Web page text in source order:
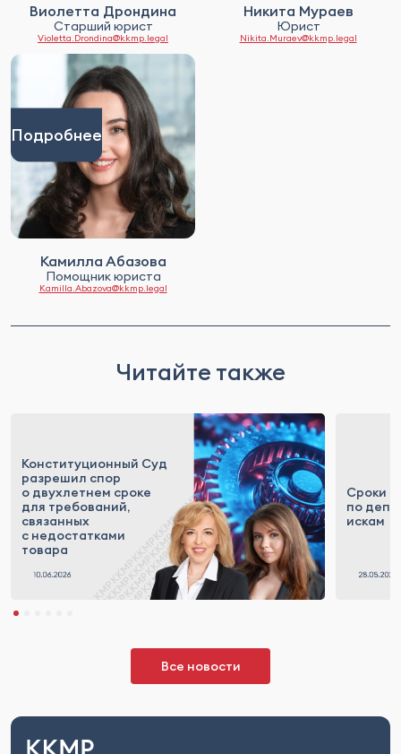
Виолетта Дрондина
Старший юрист
Violetta.Drondina@kkmp.legal
Никита Мураев
Юрист
Nikita.Muraev@kkmp.legal
Подробнее
Камилла Абазова
Помощник юриста
Kamilla.Abazova@kkmp.legal
Читайте также
Конституционный Суд
разрешил спор
о двухлетнем сроке
для требований,
связанных
с недостатками
товара
Сроки
по
искам
Все новости